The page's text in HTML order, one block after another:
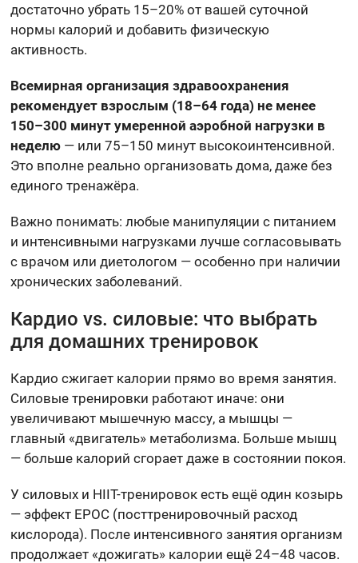
достаточно убрать 15–20% от вашей суточной
нормы калорий и добавить физическую
активность.
Всемирная организация здравоохранения
рекомендует взрослым (18–64 года) не менее
150–300 минут умеренной аэробной нагрузки в
неделю — или 75–150 минут высокоинтенсивной.
Это вполне реально организовать дома, даже без
единого тренажёра.
Важно понимать: любые манипуляции с питанием
и интенсивными нагрузками лучше согласовывать
с врачом или диетологом — особенно при наличии
хронических заболеваний.
Кардио vs. силовые: что выбрать
для домашних тренировок
Кардио сжигает калории прямо во время занятия.
Силовые тренировки работают иначе: они
увеличивают мышечную массу, а мышцы —
главный «двигатель» метаболизма. Больше мышц
— больше калорий сгорает даже в состоянии покоя.
У силовых и HIIT-тренировок есть ещё один козырь
— эффект EPOC (посттренировочный расход
кислорода). После интенсивного занятия организм
продолжает «дожигать» калории ещё 24–48 часов.